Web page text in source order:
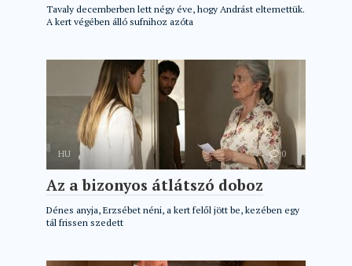
Tavaly decemberben lett négy éve, hogy Andrást eltemettük.
A kert végében álló sufnihoz azóta
HU 0
Az a bizonyos átlátszó doboz
Dénes anyja, Erzsébet néni, a kert felől jött be, kezében egy
tál frissen szedett